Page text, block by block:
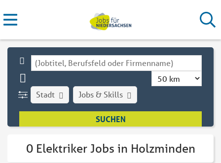
Stadt Jobs & Skills
0 Elektriker Jobs in Holzminden